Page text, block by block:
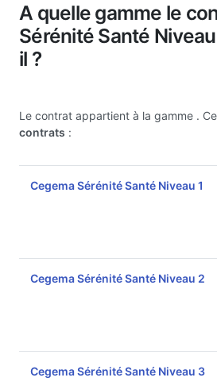
A quelle gamme le
Sérénité Santé
il ?
Le contrat appartient à la gamme .
contrats :
Cegema Sérénité Santé Niveau 1
Cegema Sérénité Santé Niveau 2
Cegema Sérénité Santé Niveau 3